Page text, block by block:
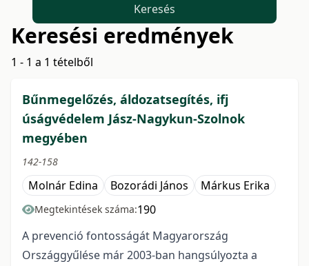
Keresés
Keresési eredmények
1 - 1 a 1 tételből
Bűnmegelőzés, áldozatsegítés, ifj
úságvédelem Jász-Nagykun-Szolnok
megyében
142-158
Molnár Edina Bozorádi János Márkus Erika
Megtekintések száma:190
A prevenció fontosságát Magyarország
Országgyűlése már 2003-ban hangsúlyozta a